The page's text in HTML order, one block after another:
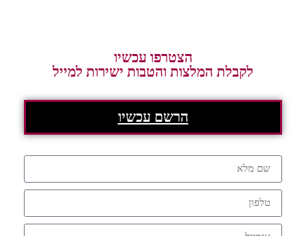
הצטרפו עכשיו
לקבלת המלצות והטבות ישירות למייל
הרשם עכשיו